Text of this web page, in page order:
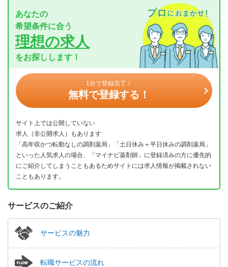
あなたの
希望条件に合う
理想の求人
をお探しします！
1分で登録完了！
無料で登録する！
サイト上では公開していない
求人（非公開求人）もあります
「高年収かつ転勤なしの調剤薬局」「土日休み＋平日休みの調剤薬局」
といった人気求人の場合、「マイナビ薬剤師」に登録済みの方に優先的
にご紹介してしまうこともあるためサイトには求人情報が掲載されない
こともあります。
サービスのご紹介
サービスの魅力
転職サービスの流れ